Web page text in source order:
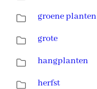
groene planten
grote
hangplanten
herfst